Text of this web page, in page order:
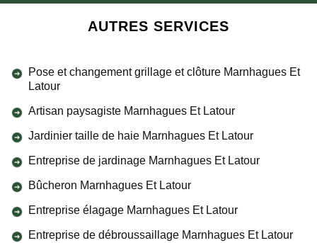
AUTRES SERVICES
Pose et changement grillage et clôture Marnhagues Et
Latour
Artisan paysagiste Marnhagues Et Latour
Jardinier taille de haie Marnhagues Et Latour
Entreprise de jardinage Marnhagues Et Latour
Bûcheron Marnhagues Et Latour
Entreprise élagage Marnhagues Et Latour
Entreprise de débroussaillage Marnhagues Et Latour